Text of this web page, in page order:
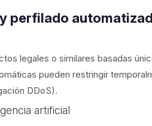
perfilado
legales o similares basadas
pueden restringir
DDoS).
artificial